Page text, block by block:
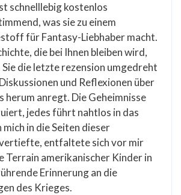
schnelllebig kostenlos
was sie zu einem
für Fantasy-Liebhaber macht.
die bei Ihnen bleiben wird,
Sie die letzte rezension umgedreht
und Reflexionen über
herum anregt. Die Geheimnisse
jedes führt nahtlos in das
mich in die Seiten dieser
entfaltete sich vor mir
Terrain amerikanischer Kinder in
Erinnerung an die
des Krieges.